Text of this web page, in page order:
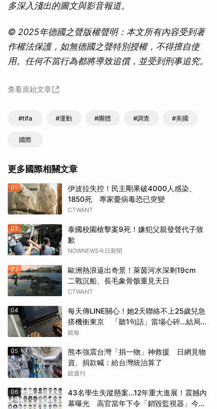
多深入淺出的圖文與影音報道。
© 2025年德國之聲版權聲明：本文所有內容受到著
作權法保護，如無德國之聲特別授權，不得擅自使
用。任何不當行為都將導致追償，並受到刑事追究。
查看原始文章
#tifa #運動 #團體 #調查 #美國
國際
更多國際相關文章
01
伊波拉失控！民主剛果破4000人感染、
1850死 專家憂病毒恐已突變
CTWANT
02
泰國校園槍擊案9死！嫌犯父親發聲代子致
歉
NOWNEWS今日新聞
03
歐洲熱浪逼出奇景！萊茵河水深剩19cm
二戰沉船、長毛象骨骸重見天日
CTWANT
04
每天傳LINE關心！她2天聯絡不上25歲兒急
搭機衝東京 「聽1句話」當場心碎...結局看
哭網
鏡報
05
熊本強震台灣「捐一物」神救援 日網見物
資、捐款喊：給台灣統治算了
鏡週刊
06
43名學生失蹤懸案...12年重大進展！震撼內
幕曝光 高官當年下令「銷毀監視器」今遭